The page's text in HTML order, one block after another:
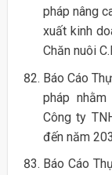
pháp nâng
xuất kinh
Chăn nuôi
Báo Cáo
pháp
Công ty
đến năm
Báo Cáo